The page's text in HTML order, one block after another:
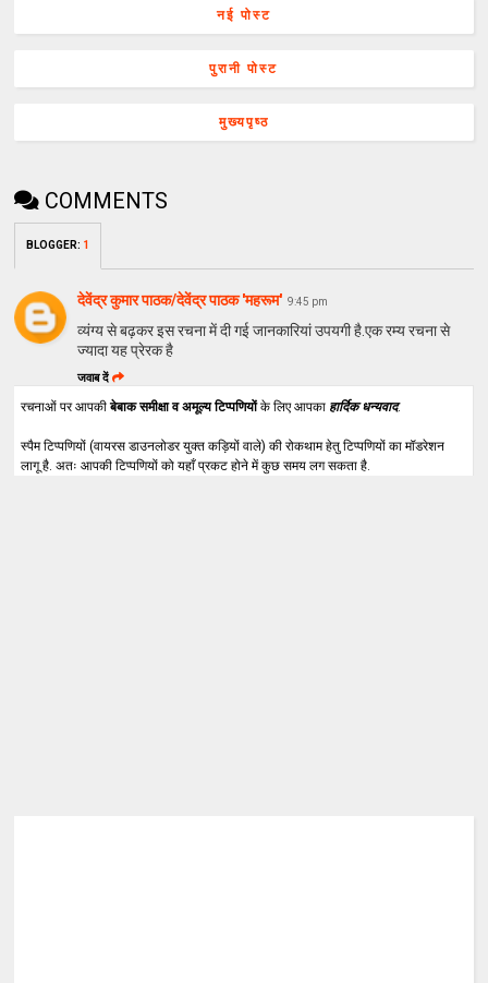
नई पोस्ट
पुरानी पोस्ट
मुख्यपृष्ठ
COMMENTS
BLOGGER: 1
देवेंद्र कुमार पाठक/देवेंद्र पाठक 'महरूम' 9:45 pm
व्यंग्य से बढ़कर इस रचना में दी गई जानकारियां उपयगी है.एक रम्य रचना से
ज्यादा यह प्रेरक है
जवाब दें
रचनाओं पर आपकीबेबाक समीक्षा व अमूल्य टिप्पणियोंके लिए आपका हार्दिक धन्यवाद.
स्पैम टिप्पणियों (वायरस डाउनलोडर युक्त कड़ियों वाले) की रोकथाम हेतु टिप्पणियों का मॉडरेशन
लागू है. अतः आपकी टिप्पणियों को यहाँ प्रकट होने में कुछ समय लग सकता है.